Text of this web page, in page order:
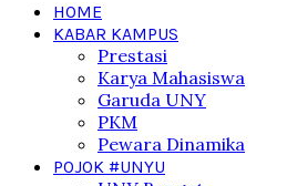
HOME
KABAR KAMPUS
Prestasi
Karya Mahasiswa
Garuda UNY
PKM
Pewara Dinamika
POJOK #UNYU